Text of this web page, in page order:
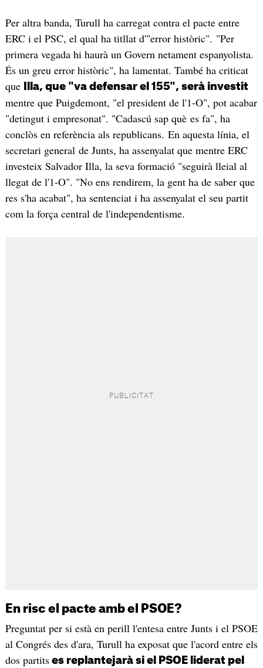
Per altra banda, Turull ha carregat contra el pacte entre
ERC i el PSC, el qual ha titllat d'"error històric". "Per
primera vegada hi haurà un Govern netament espanyolista.
És un greu error històric", ha lamentat. També ha criticat
que
Illa, que "va defensar el 155", serà investit
mentre que Puigdemont, "el president de l'1-O", pot acabar
"detingut i empresonat". "Cadascú sap què es fa", ha
conclòs en referència als republicans. En aquesta línia, el
secretari general de Junts, ha assenyalat que mentre ERC
investeix Salvador Illa, la seva formació "seguirà lleial al
llegat de l'1-O". "No ens rendirem, la gent ha de saber que
res s'ha acabat", ha sentenciat i ha assenyalat el seu partit
com la força central de l'independentisme.
En risc el pacte amb el PSOE?
Preguntat per si està en perill l'entesa entre Junts i el PSOE
al Congrés des d'ara, Turull ha exposat que l'acord entre els
dos partitses replantejarà si el PSOE liderat pel